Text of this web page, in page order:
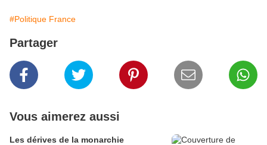
#Politique France
Partager
Vous aimerez aussi
Les dérives de la monarchie